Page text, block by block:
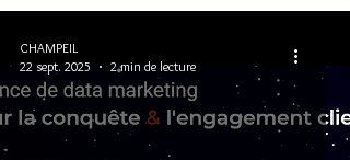
CHAMPEIL
22 sept. 2025
2 min de lecture